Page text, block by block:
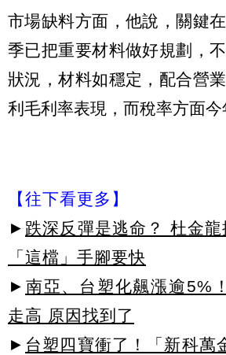
市場缺料方面，他說，關鍵
季已把重要材料做好規劃，
狀況，材料如穩定，配合營
利毛利率表現，而稅率方面今
【往下看更多】
► 跌深反彈是逃命？ 杜金
「這檔」手腳要快
► 南亞、台塑化飆漲逾5%
走高 原因找到了
► 台塑四寶衝了！「新科萬